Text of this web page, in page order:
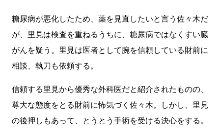
糖尿病が悪化したため、薬を見直したいと言う佐々木だ
が、里見は検査を重ねるうちに、糖尿病ではなくすい臓
がんを疑う。里見は医者として腕を信頼している財前に
相談、執刀も依頼する。
信頼する里見から優秀な外科医だと紹介されたものの、
尊大な態度をとる財前に怖気づく佐々木。しかし、里見
の後押しもあって、とうとう手術を受ける決心をする。